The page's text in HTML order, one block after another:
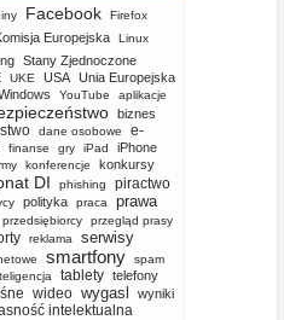
Facebook Firefox
Europejska Linux
Stany Zjednoczone
UKE USA Unia Europejska
YouTube aplikacje
biznes
dane osobowe
e-
finanse gry iPad iPhone
konferencje konkursy
DI phishing piractwo
polityka praca
prawa
przedsiębiorcy
przegląd prasy
reklama
serwisy
smartfony
spam
tablety telefony
wideo wygasl
wyniki
intelektualna